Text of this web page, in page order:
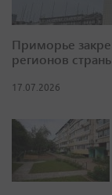
Приморье
регионов
17.07.2026